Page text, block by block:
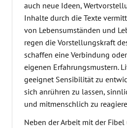
auch neue Ideen,
Inhalte durch die Texte
von Lebensumständen und
regen die Vorstellungskraft
schaffen eine Verbindung
eigenen Erfahrungsmustern.
geeignet Sensibilität zu
sich anrühren zu lassen,
und mitmenschlich zu
Neben der Arbeit mit der